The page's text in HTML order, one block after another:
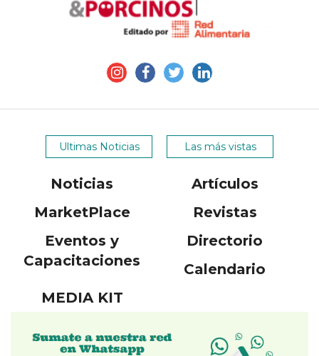
Ultimas Noticias Las más vistas
Noticias
Artículos
MarketPlace
Revistas
Eventos y
Capacitaciones
Directorio
Calendario
MEDIA KIT